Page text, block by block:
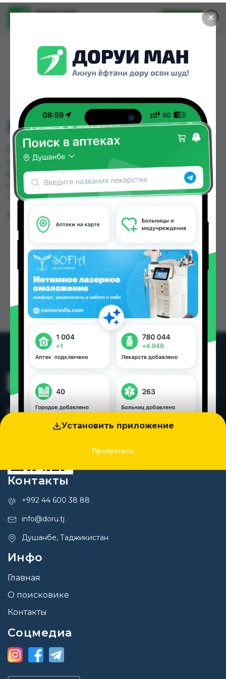
✕
Установить приложение
Пропустить
Доруи ман
Установить
DUREX GEL 200ML
DUREX GEL 200ML можно купить или заказать в
аптеках, Дору Фарм №2, Дору Фарм №6, Дору
фарм №7, Нишон №1, Нишон №3, Релакс №1,
Самсон фарм по цене от 127.00 TJS до 200.00
TJS в Душанбе и других городах Таджикистана
Цена: от127.00 TJS
Контакты
+992 44 600 38 88
info@doru.tj
Душанбе, Таджикистан
Инфо
Главная
О поисковике
Контакты
Соцмедиа